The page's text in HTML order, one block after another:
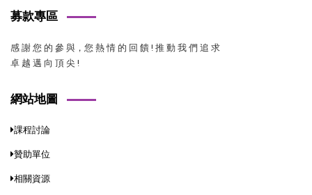
募款專區
感 謝 您 的 參 與，您 熱 情 的 回 饋 ! 推 動 我 們 追 求
卓 越 邁 向 頂 尖 !
網站地圖
課程討論
贊助單位
相關資源